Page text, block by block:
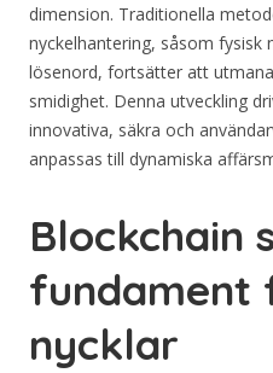
dimension. Traditionella
nyckelhantering, såsom fysisk
lösenord, fortsätter att
smidighet. Denna utveckling
innovativa, säkra och
anpassas till dynamiska
Blockchain
fundament
nycklar